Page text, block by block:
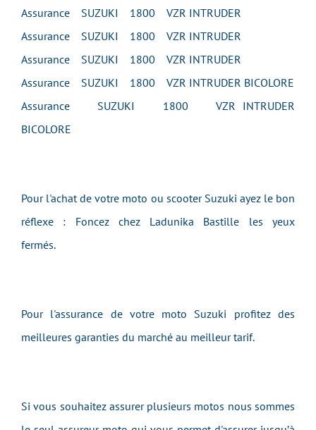
Assurance SUZUKI 1800 VZR INTRUDER
Assurance SUZUKI 1800 VZR INTRUDER
Assurance SUZUKI 1800 VZR INTRUDER
Assurance SUZUKI 1800 VZR INTRUDER BICOLORE
Assurance SUZUKI 1800 VZR INTRUDER
BICOLORE
Pour l'achat de votre moto ou scooter Suzuki ayez le bon
réflexe : Foncez chez Ladunika Bastille les yeux
fermés.
Pour l'assurance de votre moto Suzuki profitez des
meilleures garanties du marché au meilleur tarif.
Si vous souhaitez assurer plusieurs motos nous sommes